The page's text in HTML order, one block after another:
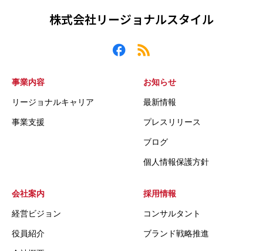
株式会社リージョナルスタイル
事業内容
リージョナルキャリア
事業支援
お知らせ
最新情報
プレスリリース
ブログ
個人情報保護方針
会社案内
経営ビジョン
役員紹介
採用情報
コンサルタント
ブランド戦略推進